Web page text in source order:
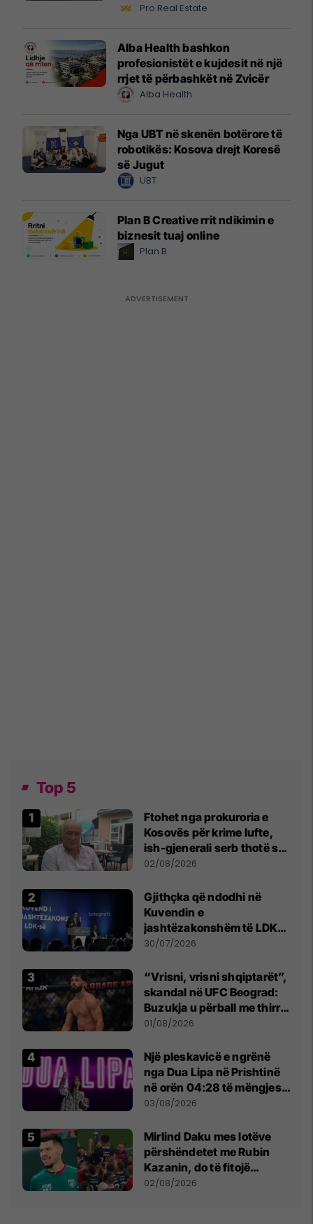
Pro Real Estate
Alba Health bashkon
profesionistët e kujdesit në një
rrjet të përbashkët në Zvicër
Alba Health
Nga UBT në skenën botërore të
robotikës: Kosova drejt Koresë
së Jugut
UBT
Plan B Creative rrit ndikimin e
biznesit tuaj online
Plan B
Top 5
Ftohet nga prokuroria e
Kosovës për krime lufte,
ish-gjenerali serb thotë se
dikush e tradhtoi në
02/08/2026
Gjithçka që ndodhi në
Kuvendin e
jashtëzakonshëm të LDK-
së
30/07/2026
“Vrisni, vrisni shqiptarët”,
skandal në UFC Beograd:
Buzukja u përball me thirrje
anti-shqiptare nga
01/08/2026
Një pleskavicë e ngrënë
nga Dua Lipa në Prishtinë
në orën 04:28 të mëngjesit
- dhe bota digjitale serbe
03/08/2026
Mirlind Daku mes lotëve
përshëndetet me Rubin
Kazanin, do të fitojë
miliona te Spartak Moska
02/08/2026